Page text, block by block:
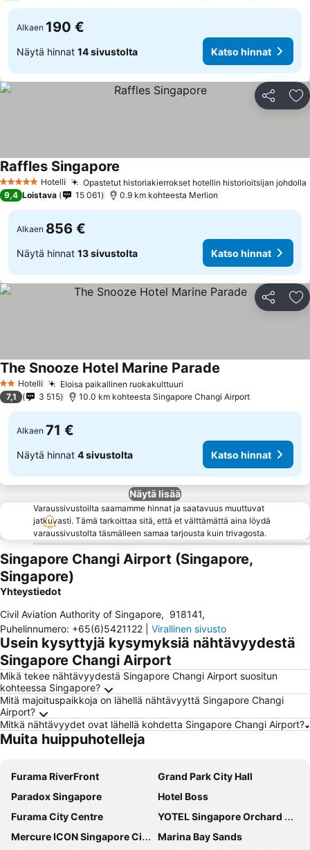
Alkaen 190 €
Näytä hinnat 14 sivustolta Katso hinnat
Jaa
5 Tähtiluokitus
Hotelli Opastetut historiakierrokset hotellin historioitsijan johdolla
Raffles Singapore
9,4 Loistava 15 061 0.9 km kohteesta Merlion
Alkaen 856 €
Näytä hinnat 13 sivustolta Katso hinnat
Jaa
2 Tähtiluokitus
Hotelli Eloisa paikallinen ruokakulttuuri
The Snooze Hotel Marine Parade
7,1 3 515 10.0 km kohteesta Singapore Changi Airport
Alkaen 71 €
Näytä hinnat 4 sivustolta Katso hinnat
Näytä lisää
Varaussivustoilta saamamme hinnat ja saatavuus muuttuvat
jatkuvasti. Tämä tarkoittaa sitä, että et välttämättä aina löydä
varaussivustolta täsmälleen samaa tarjousta kuin trivagosta.
Singapore Changi Airport (Singapore,
Singapore)
Yhteystiedot
Civil Aviation Authority of Singapore, 918141,
Puhelinnumero: +65(6)5421122 Virallinen sivusto
Usein kysyttyjä kysymyksiä nähtävyydestä
Singapore Changi Airport
Mikä tekee nähtävyydestä Singapore Changi Airport suositun
kohteessa Singapore?
Mitä majoituspaikkoja on lähellä nähtävyyttä Singapore Changi
Airport?
Mitkä nähtävyydet ovat lähellä kohdetta Singapore Changi Airport?
Muita huippuhotelleja
Furama RiverFront
Grand Park City Hall
Paradox Singapore
Hotel Boss
Furama City Centre
YOTEL Singapore Orchard Road
Mercure ICON Singapore City Centre
Marina Bay Sands